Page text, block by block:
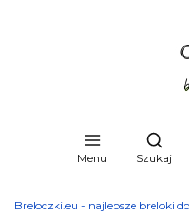
Menu Szukaj
Breloczki.eu - najlepsze breloki